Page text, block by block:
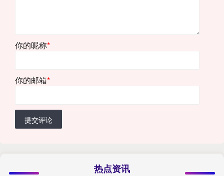
你的昵称*
你的邮箱*
提交评论
热点资讯